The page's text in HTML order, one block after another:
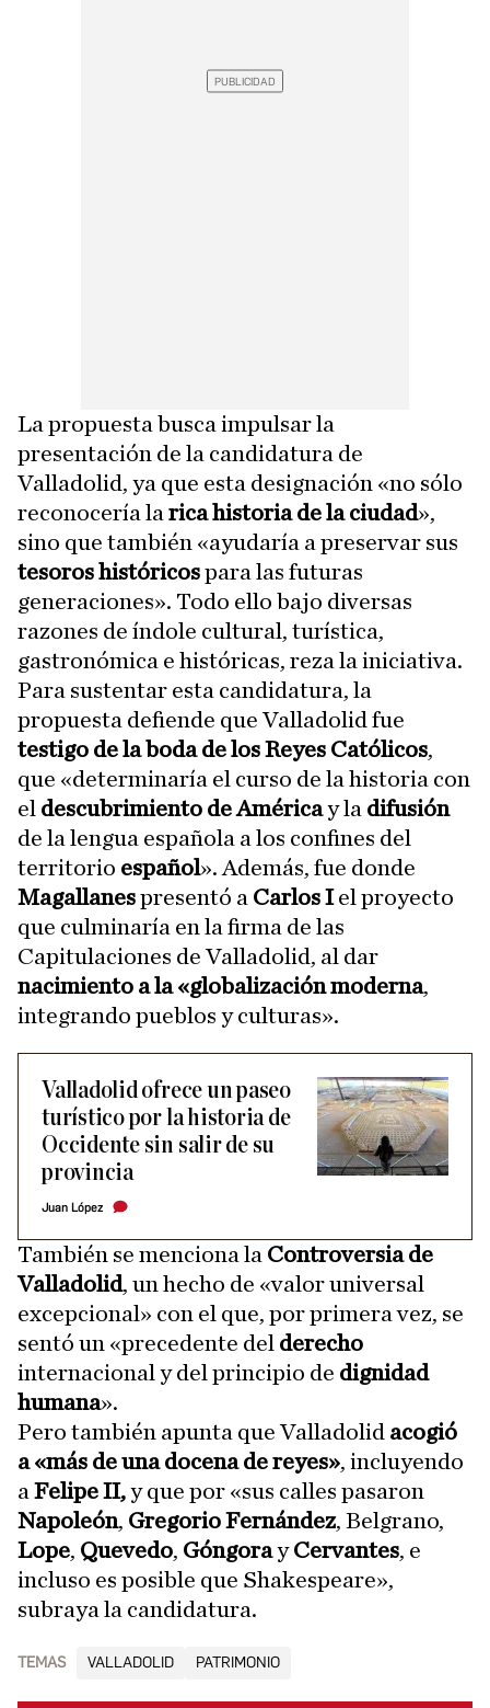
La propuesta busca impulsar la
presentación de la candidatura de
Valladolid, ya que esta designación «no sólo
reconocería la rica historia de la ciudad»,
sino que también «ayudaría a preservar sus
tesoros históricospara las futuras
generaciones». Todo ello bajo diversas
razones de índole cultural, turística,
gastronómica e históricas, reza la iniciativa.
Para sustentar esta candidatura, la
propuesta defiende que Valladolid fue
testigo de la boda de los Reyes Católicos,
que «determinaría el curso de la historia con
el descubrimiento de Américay la difusión
de la lengua española a los confines del
territorio español». Además, fue donde
Magallanespresentó a Carlos Iel proyecto
que culminaría en la firma de las
Capitulaciones de Valladolid, al dar
nacimiento a la «globalización moderna,
integrando pueblos y culturas».
Valladolid ofrece un paseo
turístico por la historia de
Occidente sin salir de su
provincia
Juan López
También se menciona la Controversia de
Valladolid, un hecho de «valor universal
excepcional» con el que, por primera vez, se
sentó un «precedente del derecho
internacional y del principio de dignidad
humana».
Pero también apunta que Valladolid acogió
a «más de una docena de reyes», incluyendo
a Felipe II,y que por «sus calles pasaron
Napoleón, Gregorio Fernández, Belgrano,
Lope, Quevedo, GóngorayCervantes, e
incluso es posible que Shakespeare»,
subraya la candidatura.
TEMAS VALLADOLID PATRIMONIO